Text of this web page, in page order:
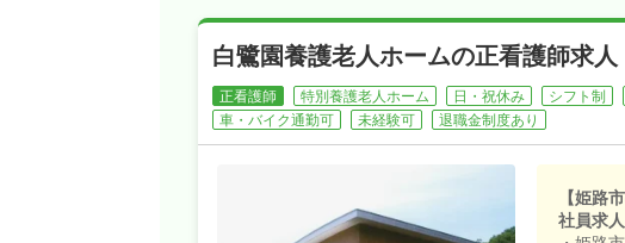
白鷺園養護老人ホームの正看護師求人
正看護師 特別養護老人ホーム 日・祝休み シフト制
車・バイク通勤可
未経験可 退職金制度あり
【姫路
社員求人